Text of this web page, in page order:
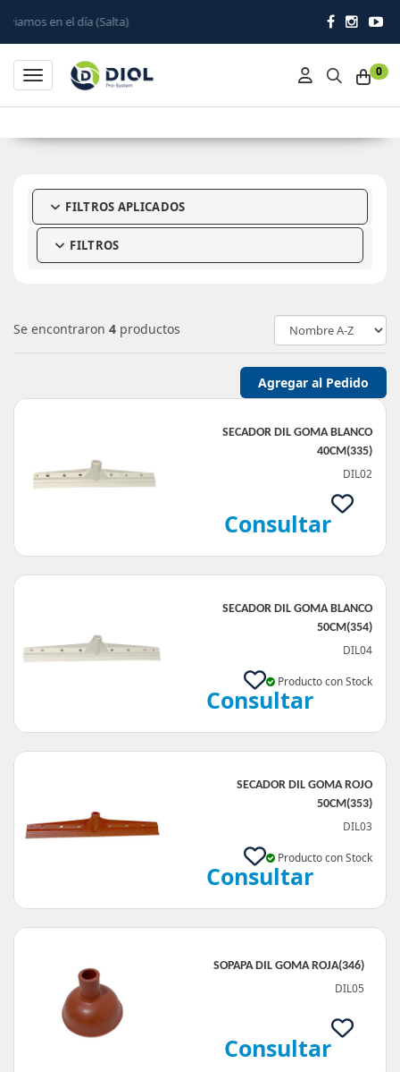
día (Salta)
0
Toggle navigation
FILTROS APLICADOS
FILTROS
Se encontraron 4 productos
SECADOR DIL GOMA BLANCO
40CM(335)
DIL02
Consultar
SECADOR DIL GOMA BLANCO
50CM(354)
DIL04
Producto con Stock
Consultar
SECADOR DIL GOMA ROJO
50CM(353)
DIL03
Producto con Stock
Consultar
SOPAPA DIL GOMA ROJA(346)
DIL05
Consultar